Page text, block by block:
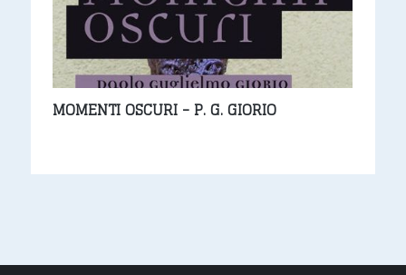
MOMENTI OSCURI - P. G. GIORIO